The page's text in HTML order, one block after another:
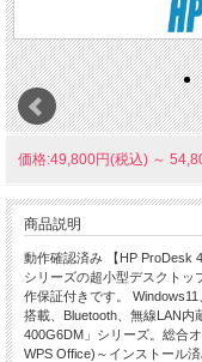
価格:49,800円(税込) ～
商品説明
動作確認済み 【HP ProDesk
シリーズの超小型デスクトッ
作保証付きです。
搭載、Bluetooth、無線LAN内
400G6DM」シリーズ。総合
WPS Office)～インストール済